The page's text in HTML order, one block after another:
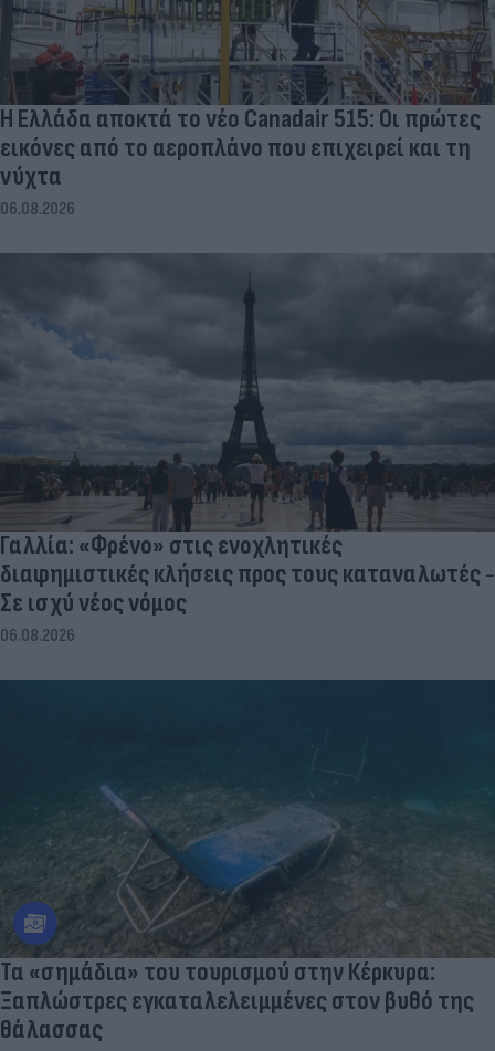
Η Ελλάδα αποκτά το νέο Canadair 515: Οι πρώτες
εικόνες από το αεροπλάνο που επιχειρεί και τη
νύχτα
06.08.2026
Γαλλία: «Φρένο» στις ενοχλητικές
διαφημιστικές κλήσεις προς τους καταναλωτές -
Σε ισχύ νέος νόμος
06.08.2026
Τα «σημάδια» του τουρισμού στην Κέρκυρα:
Ξαπλώστρες εγκαταλελειμμένες στον βυθό της
θάλασσας